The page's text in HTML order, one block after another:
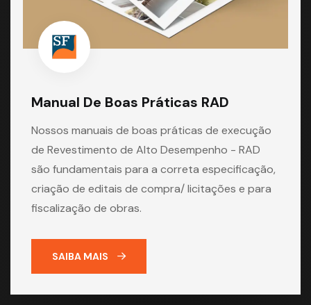
Manual De Boas Práticas RAD
Nossos manuais de boas práticas de execução
de Revestimento de Alto Desempenho - RAD
são fundamentais para a correta especificação,
criação de editais de compra/ licitações e para
fiscalização de obras.
SAIBA MAIS